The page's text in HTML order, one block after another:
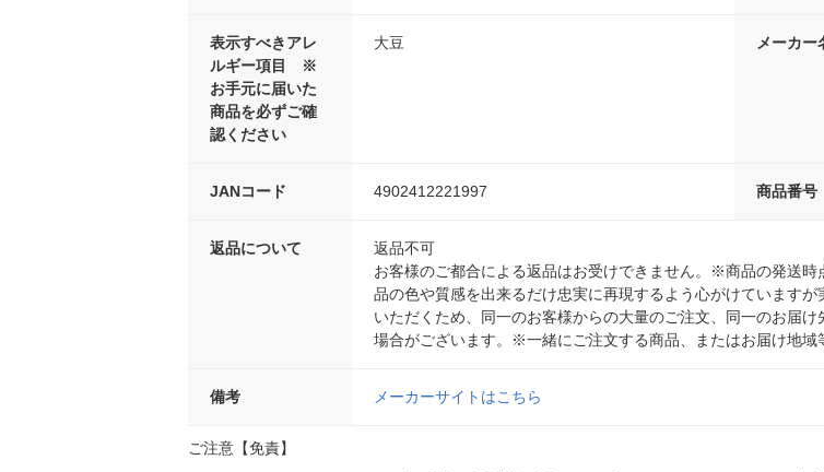
表示すべきアレ
ルギー項目 ※
お手元に届いた
商品を必ずご確
認ください
大豆 メーカー
JANコード 4902412221997 商品番号
返品について
返品不可
お客様のご都合による返品はお受けできません。※商品の発送
品の色や質感を出来るだけ忠実に再現するよう心がけています
いただくため、同一のお客様からの大量のご注文、同一のお届
場合がございます。※一緒にご注文する商品、またはお届け地域
備考 メーカーサイトはこちら
ご注意【免責】